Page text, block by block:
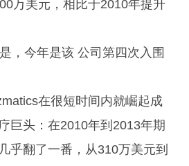
万美元，相比于2010年提升
，今年是该 公司第四次入围
在很短时间内就崛起成
巨头：在2010年到2013年期
乎翻了一番，从310万美元到